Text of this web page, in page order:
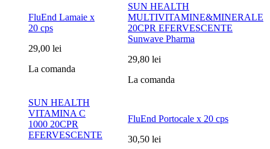
FluEnd Lamaie x
20 cps
29,00 lei
La comanda
SUN HEALTH
MULTIVITAMINE&MINERALE
20CPR EFERVESCENTE
Sunwave Pharma
29,80 lei
La comanda
SUN HEALTH
VITAMINA C
1000 20CPR
EFERVESCENTE
FluEnd Portocale x 20 cps
30,50 lei